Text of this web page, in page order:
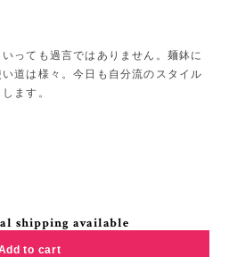
っても過言ではありません。麺鉢に
道は様々。今日も自分流のスタイル
ます。
shipping available
to cart